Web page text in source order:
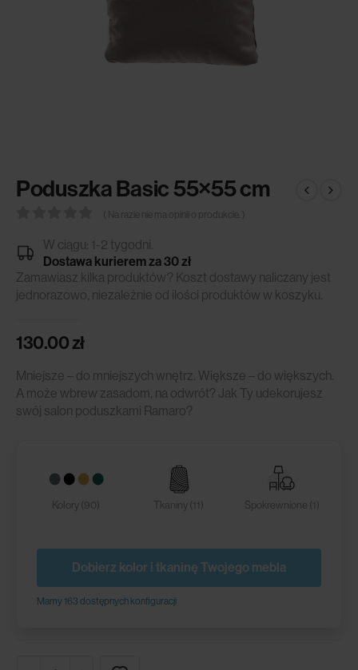
Poduszka Basic 55×55 cm
( Na razie nie ma opinii o produkcie. )
W ciągu: 1-2 tygodni.
Dostawa kurierem za 30 zł
Zamawiasz kilka produktów? Koszt dostawy naliczany jest
jednorazowo, niezależnie od ilości produktów w koszyku.
130.00zł
Mniejsze – do mniejszych wnętrz. Większe – do większych.
A może wbrew zasadom, na odwrót? Jak Ty udekorujesz
swój salon poduszkami Ramaro?
Kolory (90) Tkaniny (11) Spokrewnione (1)
Dobierz kolor i tkaninę Twojego mebla
Mamy 163 dostępnych konfiguracji